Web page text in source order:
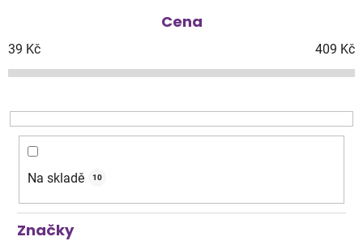
í
p
o
d
ů
Cena
39 Kč 409 Kč
Na skladě 10
Značky